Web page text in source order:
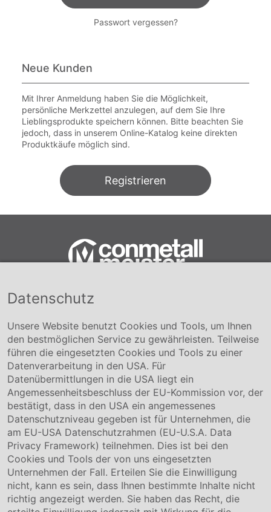
Passwort vergessen?
Neue Kunden
Mit Ihrer Anmeldung haben Sie die Möglichkeit,
persönliche Merkzettel anzulegen, auf dem Sie Ihre
Lieblingsprodukte speichern können. Bitte beachten Sie
jedoch, dass in unserem Online-Katalog keine direkten
Produktkäufe möglich sind.
Registrieren
Conmetall Meister GmbH
+49 5141-180
info@conmetallmeister.de
www.conmetallmeister.de
Unternehmen
Über uns
Compliance
Hinweisgebersystem
Karriere
Service & Kontakt
Kontakt
Downloads
Garantiebedingungen
Datenschutz
Unsere Website benutzt Cookies und Tools, um Ihnen
den bestmöglichen Service zu gewährleisten. Teilweise
führen die eingesetzten Cookies und Tools zu einer
Datenverarbeitung in den USA. Für
Datenübermittlungen in die USA liegt ein
Angemessenheitsbeschluss der EU-Kommission vor, der
bestätigt, dass in den USA ein angemessenes
Datenschutzniveau gegeben ist für Unternehmen, die
am EU-USA Datenschutzrahmen (EU-U.S.A. Data
Privacy Framework) teilnehmen. Dies ist bei den
Cookies und Tools der von uns eingesetzten
Unternehmen der Fall. Erteilen Sie die Einwilligung
nicht, kann es sein, dass Ihnen bestimmte Inhalte nicht
richtig angezeigt werden. Sie haben das Recht, die